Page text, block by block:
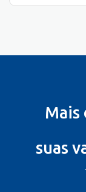
Mais
suas